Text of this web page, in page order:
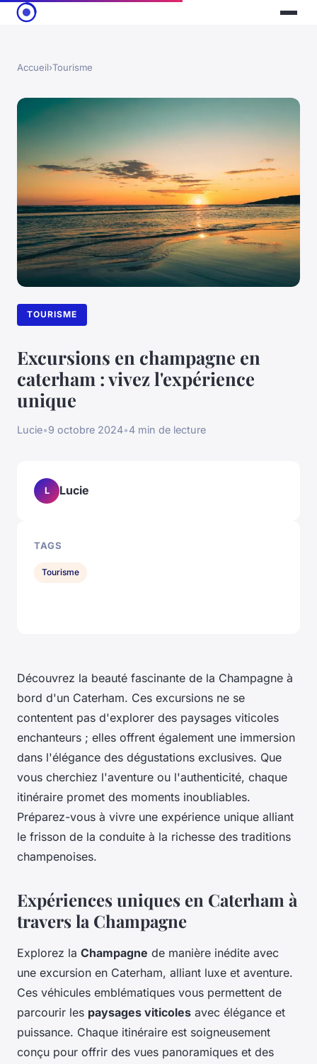
Accueil›Tourisme
TOURISME
Excursions en champagne en
caterham : vivez l'expérience
unique
Lucie•9 octobre 2024•4 min de lecture
Découvrez la beauté fascinante de la Champagne à
bord d'un Caterham. Ces excursions ne se
contentent pas d'explorer des paysages viticoles
enchanteurs ; elles offrent également une immersion
dans l'élégance des dégustations exclusives. Que
vous cherchiez l'aventure ou l'authenticité, chaque
itinéraire promet des moments inoubliables.
Préparez-vous à vivre une expérience unique alliant
le frisson de la conduite à la richesse des traditions
champenoises.
Expériences uniques en Caterham à
travers la Champagne
Explorez la Champagne de manière inédite avec
une excursion en Caterham, alliant luxe et aventure.
Ces véhicules emblématiques vous permettent de
parcourir les paysages viticoles avec élégance et
puissance. Chaque itinéraire est soigneusement
conçu pour offrir des vues panoramiques et des
L Lucie
TAGS
Tourisme